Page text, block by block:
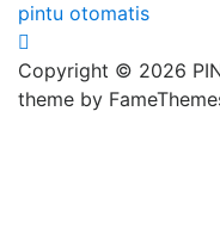
pintu otomatis
Copyright © 2026
theme by